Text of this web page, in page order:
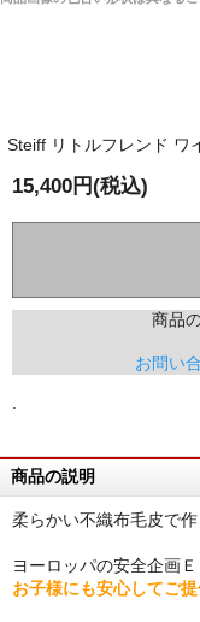
Steiff リトルフレンド
15,400円(税込)
商品
お問い
商品の説明
柔らかい不織布毛皮で作
ヨーロッパの安全企画
お子様にも安心してご提